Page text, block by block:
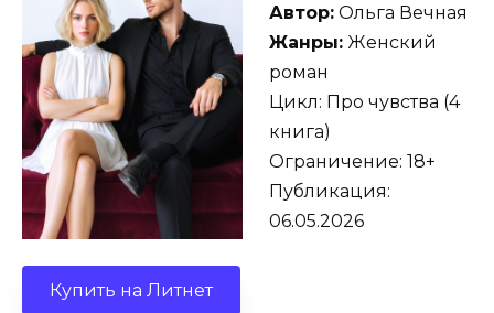
Автор: Ольга Вечная
Жанры: Женский
роман
Цикл: Про чувства (4
книга)
Ограничение: 18+
Публикация:
06.05.2026
Купить на Литнет